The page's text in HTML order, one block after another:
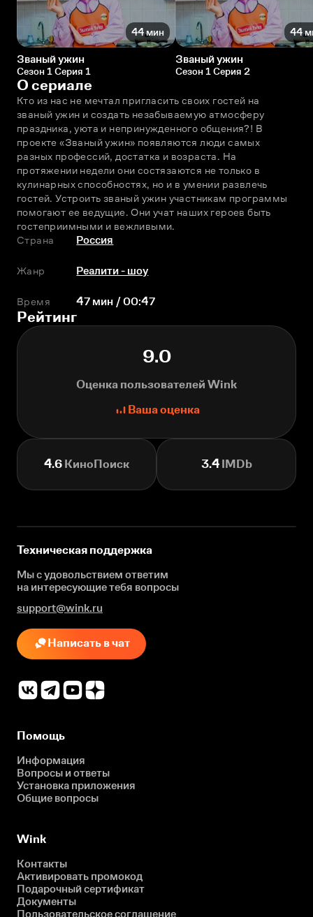
44 мин
Званый ужин
Сезон 1 Серия 1
44
Званый ужин
Сезон 1 Серия 2
О сериале
Кто из нас не мечтал пригласить своих гостей на
званый ужин и создать незабываемую атмосферу
праздника, уюта и непринужденного общения?! В
проекте «Званый ужин» появляются люди самых
разных профессий, достатка и возраста. На
протяжении недели они состязаются не только в
кулинарных способностях, но и в умении развлечь
гостей. Устроить званый ужин участникам программы
помогают ее ведущие. Они учат наших героев быть
гостеприимными и вежливыми.
Страна
Россия
Жанр Реалити - шоу
Время 47 мин / 00:47
Рейтинг
9.0
Оценка пользователей Wink
Ваша оценка
4.6 КиноПоиск 3.4IMDb
Техническая поддержка
Мы с удовольствием ответим
на интересующиетебя вопросы
support@wink.ru
Написать в чат
Помощь
Информация
Вопросы и ответы
Установка приложения
Общие вопросы
Wink
Контакты
Активировать промокод
Подарочный сертификат
Документы
Пользовательское соглашение